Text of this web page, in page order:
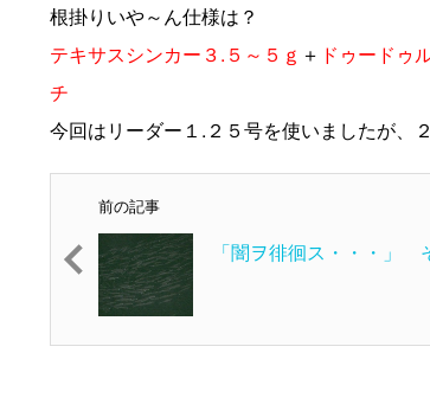
根掛りいや～ん仕様は？
テキサスシンカー３.５～５ｇ ＋ ドゥードゥ
チ
今回はリーダー１.２５号を使いましたが、
前の記事
「闇ヲ徘徊ス・・・」